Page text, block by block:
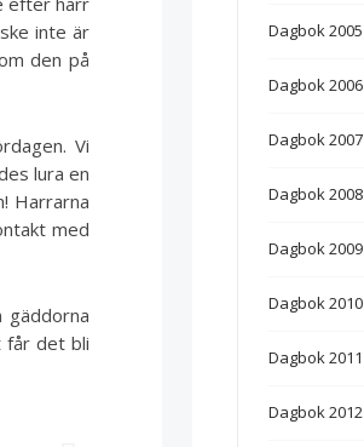
inte är
den på
Vi
lura en
Harrarna
med
får det bli
Dagbok 2005
Dagbok 2006
Dagbok 2007
Dagbok 2008
Dagbok 2009
Dagbok 2010
Dagbok 2011
Dagbok 2012